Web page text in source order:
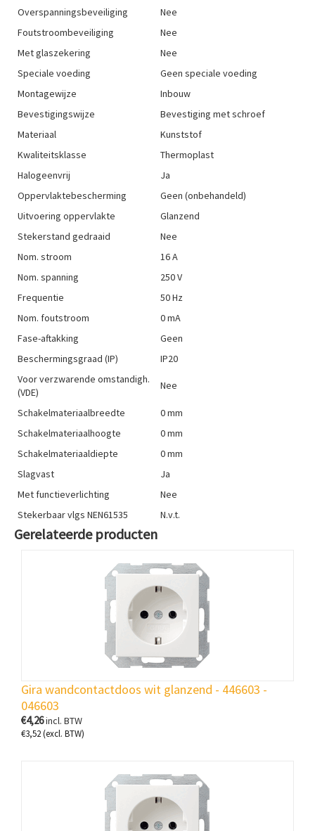
Overspanningsbeveiliging
Nee
Foutstroombeveiliging
Nee
Met glaszekering
Nee
Speciale voeding
Geen speciale voeding
Montagewijze
Inbouw
Bevestigingswijze
Bevestiging met schroef
Materiaal
Kunststof
Kwaliteitsklasse
Thermoplast
Halogeenvrij
Ja
Oppervlaktebescherming
Geen (onbehandeld)
Uitvoering oppervlakte
Glanzend
Stekerstand gedraaid
Nee
Nom. stroom
16 A
Nom. spanning
250 V
Frequentie
50 Hz
Nom. foutstroom
0 mA
Fase-aftakking
Geen
Beschermingsgraad (IP)
IP20
Voor verzwarende omstandigh.
(VDE)
Nee
Schakelmateriaalbreedte
0 mm
Schakelmateriaalhoogte
0 mm
Schakelmateriaaldiepte
0 mm
Slagvast
Ja
Met functieverlichting
Nee
Stekerbaar vlgs NEN61535
N.v.t.
Gerelateerde producten
Gira wandcontactdoos wit glanzend - 446603 -
046603
€4,26incl. BTW
€3,52(excl. BTW)